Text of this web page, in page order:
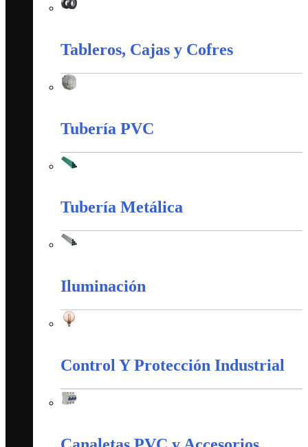
Tableros, Cajas y Cofres
Tubería PVC
Tubería Metálica
Iluminación
Control Y Protección Industrial